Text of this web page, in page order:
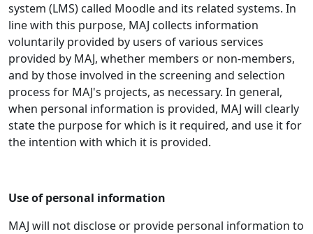
system (LMS) called Moodle and its related systems. In
line with this purpose, MAJ collects information
voluntarily provided by users of various services
provided by MAJ, whether members or non-members,
and by those involved in the screening and selection
process for MAJ's projects, as necessary. In general,
when personal information is provided, MAJ will clearly
state the purpose for which is it required, and use it for
the intention with which it is provided.
Use of personal information
MAJ will not disclose or provide personal information to